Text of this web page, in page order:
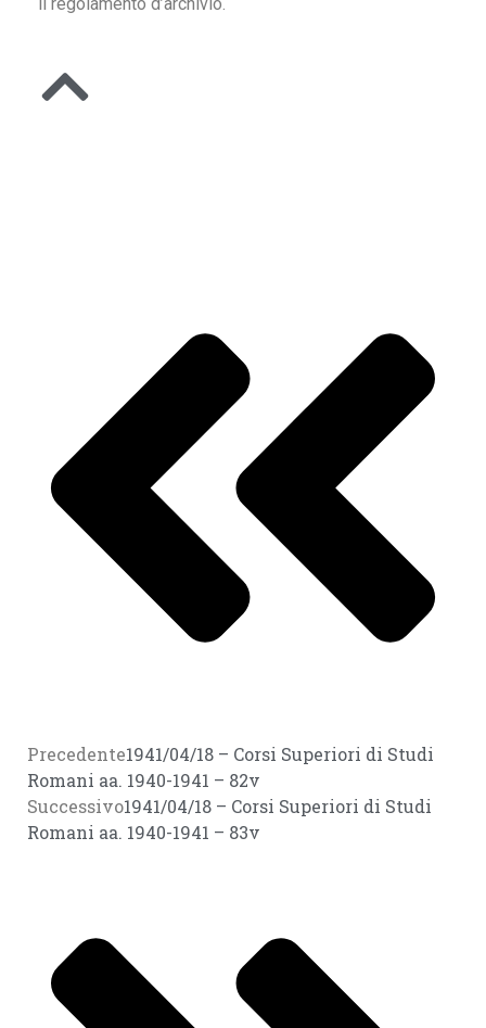
il regolamento d’archivio.
Precedente1941/04/18 – Corsi Superiori di Studi
Romani aa. 1940-1941 – 82v
Successivo1941/04/18 – Corsi Superiori di Studi
Romani aa. 1940-1941 – 83v